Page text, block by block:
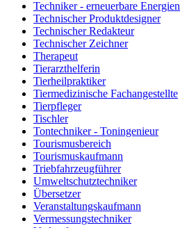
Techniker - erneuerbare Energien
Technischer Produktdesigner
Technischer Redakteur
Technischer Zeichner
Therapeut
Tierarzthelferin
Tierheilpraktiker
Tiermedizinische Fachangestellte
Tierpfleger
Tischler
Tontechniker - Toningenieur
Tourismusbereich
Tourismuskaufmann
Triebfahrzeugführer
Umweltschutztechniker
Übersetzer
Veranstaltungskaufmann
Vermessungstechniker